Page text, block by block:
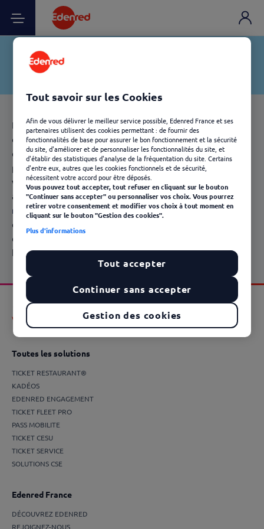
Destinée aux équipes commerciales internes, une
opération demotivationcommerciale vise une cible à
qui l’on attribue des objectifs spécifiques, sur une
période donnée. Chaque participant doit améliorer ses
ventes, augmenter son chiffre d’affaires… pour
atteindre son objectif avec, à la clé, différents types de
récompensesà gagner. Une opération de motivation
commerciale peut accompagner une période forte ou le
déploiement d’un nouveau produit, la promotion de
bonnes pratiques, etc.
Toutes les solutions
TICKET RESTAURANT®
KADÉOS
EDENRED ENGAGEMENT
TICKET FLEET PRO
PASS MOBILITE
TICKET CESU
TICKET SERVICE
SOLUTIONS CSE
Edenred France
DÉCOUVREZ EDENRED
REJOIGNEZ-NOUS
Tout savoir sur les Cookies
Afin de vous délivrer le meilleur service possible, Edenred France et ses
partenaires utilisent des cookies permettant : de fournir des
fonctionnalités de base pour assurer le bon fonctionnement et la sécurité
du site, d'améliorer et de personnaliser les fonctionnalités du site, et
d'établir des statistiques d'analyse de la fréquentation du site. Certains
d'entre eux, autres que les cookies fonctionnels et de sécurité,
nécessitent votre accord pour être déposés.
Vous pouvez tout accepter, tout refuser en cliquant sur le bouton
"Continuer sans accepter" ou personnaliser vos choix. Vous pourrez
retirer votre consentement et modifier vos choix à tout moment en
cliquant sur le bouton "Gestion des cookies".
Plus d'informations
Gestion des cookies
Continuer sans accepter
Tout accepter